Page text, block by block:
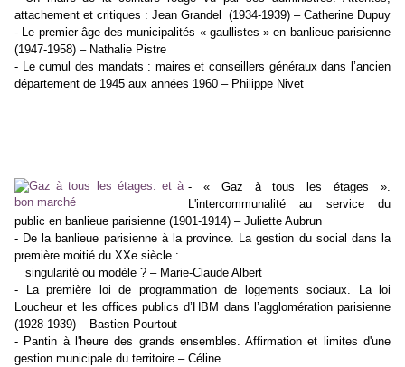
attachement et critiques : Jean Grandel (1934-1939) – Catherine Dupuy
- Le premier âge des municipalités « gaullistes » en banlieue parisienne
(1947-1958) – Nathalie Pistre
- Le cumul des mandats : maires et conseillers généraux dans l’ancien
département de 1945 aux années 1960 – Philippe Nivet
- « Gaz à tous les étages ».
L'intercommunalité au service du
public en banlieue parisienne (1901-1914) – Juliette Aubrun
- De la banlieue parisienne à la province. La gestion du social dans la
première moitié du XXe siècle :
singularité ou modèle ? – Marie-Claude Albert
- La première loi de programmation de logements sociaux. La loi
Loucheur et les offices publics d’HBM dans l’agglomération parisienne
(1928-1939) – Bastien Pourtout
- Pantin à l'heure des grands ensembles. Affirmation et limites d'une
gestion municipale du territoire – Céline